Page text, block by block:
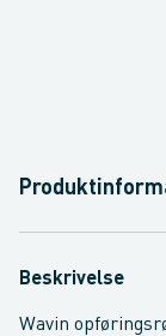
Beskrivelse
Wavin